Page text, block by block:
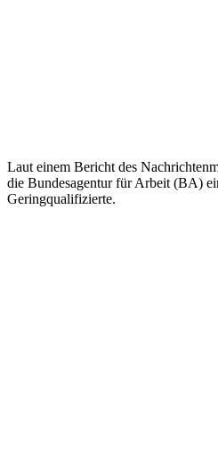
Laut einem Bericht des
die Bundesagentur für Arbeit (BA)
Geringqualifizierte.